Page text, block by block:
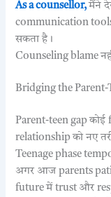
As a counsellor,मैंने
communication tools
सकता है।
Counseling blame
Bridging the Parent-
Parent-teen gap कोई
relationship को नए
Teenage phase
अगर आज parents
future में trust और